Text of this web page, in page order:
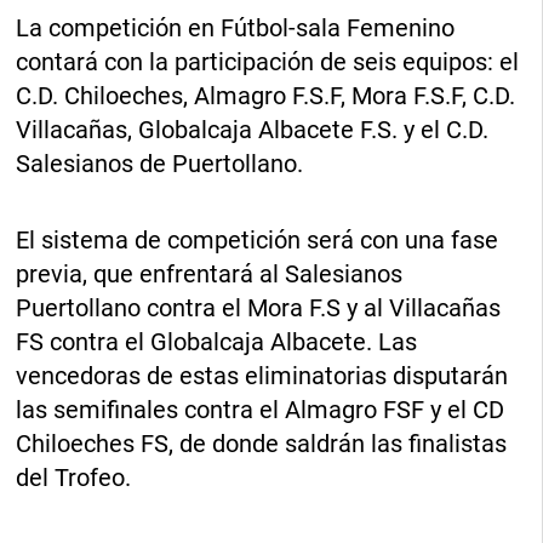
La competición en Fútbol-sala Femenino
contará con la participación de seis equipos: el
C.D. Chiloeches, Almagro F.S.F, Mora F.S.F, C.D.
Villacañas, Globalcaja Albacete F.S. y el C.D.
Salesianos de Puertollano.
El sistema de competición será con una fase
previa, que enfrentará al Salesianos
Puertollano contra el Mora F.S y al Villacañas
FS contra el Globalcaja Albacete. Las
vencedoras de estas eliminatorias disputarán
las semifinales contra el Almagro FSF y el CD
Chiloeches FS, de donde saldrán las finalistas
del Trofeo.